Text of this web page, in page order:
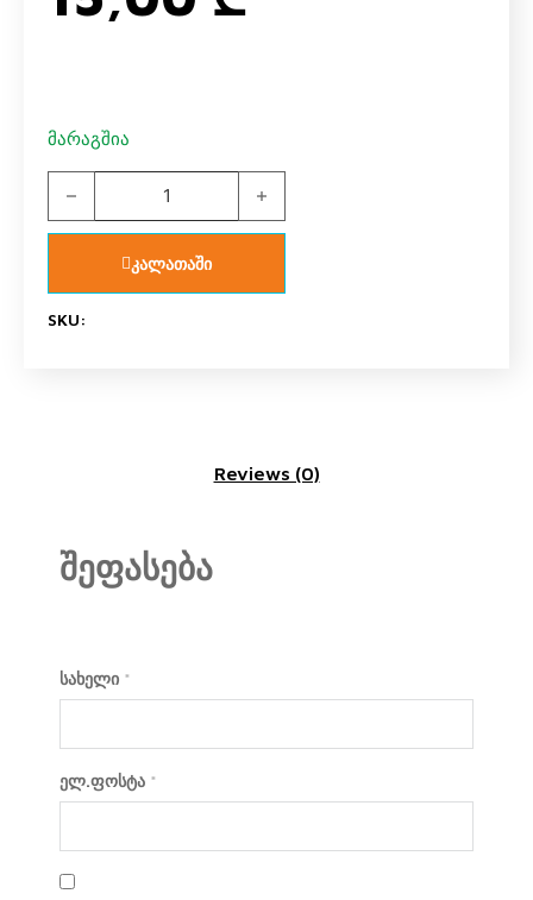
მარაგშია
გვერდი მრგვალი მაგიდის quantity
კალათაში
SKU:
Reviews (0)
შეფასება
სახელი *
ელ.ფოსტა *